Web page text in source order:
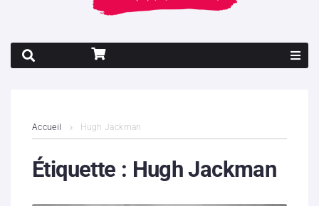
Contenus litigieux
Accueil Hugh Jackman
Étiquette : Hugh Jackman